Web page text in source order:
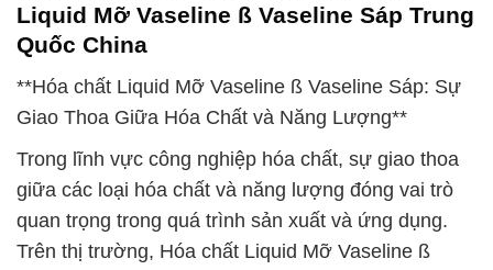
Liquid Mỡ Vaseline ß Vaseline Sáp Trung
Quốc China
**Hóa chất Liquid Mỡ Vaseline ß Vaseline Sáp: Sự
Giao Thoa Giữa Hóa Chất và Năng Lượng**
Trong lĩnh vực công nghiệp hóa chất, sự giao thoa
giữa các loại hóa chất và năng lượng đóng vai trò
quan trọng trong quá trình sản xuất và ứng dụng.
Trên thị trường, Hóa chất Liquid Mỡ Vaseline ß